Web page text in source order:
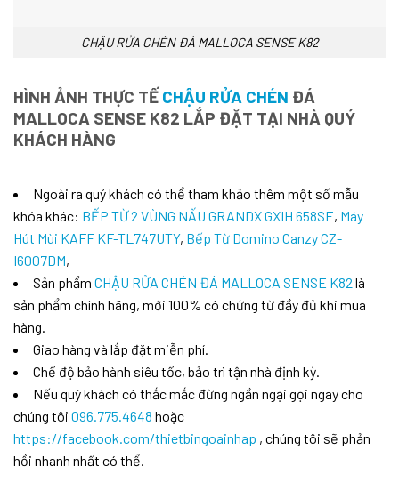
CHẬU RỬA CHÉN ĐÁ MALLOCA SENSE K82
HÌNH ẢNH THỰC TẾ CHẬU RỬA CHÉN ĐÁ
MALLOCA SENSE K82 LẮP ĐẶT TẠI NHÀ QUÝ
KHÁCH HÀNG
Ngoài ra quý khách có thể tham khảo thêm một số mẫu
khóa khác: BẾP TỪ 2 VÙNG NẤU GRANDX GXIH 658SE, Máy
Hút Mùi KAFF KF-TL747UTY, Bếp Từ Domino Canzy CZ-
I6007DM,
Sản phẩm CHẬU RỬA CHÉN ĐÁ MALLOCA SENSE K82 là
sản phẩm chính hãng, mới 100% có chứng từ đầy đủ khi mua
hàng.
Giao hàng và lắp đặt miễn phí.
Chế độ bảo hành siêu tốc, bảo trì tận nhà định kỳ.
Nếu quý khách có thắc mắc đừng ngần ngại gọi ngay cho
chúng tôi 096.775.4648 hoặc
https://facebook.com/thietbingoainhap , chúng tôi sẽ phản
hồi nhanh nhất có thể.